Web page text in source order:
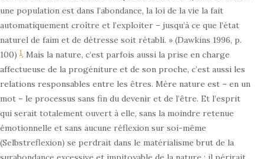
une population est dans l’abondance, la loi de la vie la fait
automatiquement croître et l’exploiter – jusqu’à ce que l’état
naturel de faim et de détresse soit rétabli. » (Dawkins 1996, p.
100) 1. Mais la nature, c’est parfois aussi la prise en charge
affectueuse de la progéniture et de son proche, c’est aussi les
relations responsables entre les êtres. Mère nature est – en un
mot – le processus sans fin du devenir et de l’être. Et l’esprit
qui serait totalement ouvert à elle, sans la moindre retenue
émotionnelle et sans aucune réflexion sur soi-même
(Selbstreflexion) se perdrait dans le matérialisme brut de la